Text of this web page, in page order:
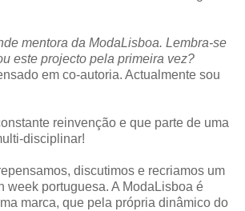
mentora da ModaLisboa. Lembra-se
este projecto pela primeira vez?
em co-autoria. Actualmente sou
reinvenção e que parte de uma
disciplinar!
discutimos e recriamos um
week portuguesa. A ModaLisboa é
marca, que pela própria dinâmico do